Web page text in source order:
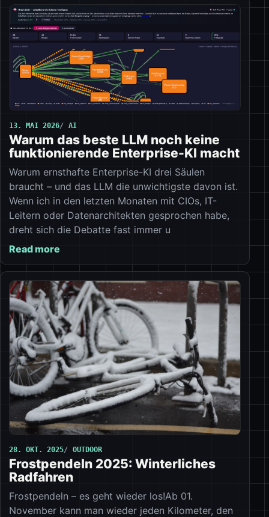
13. MAI 2026 AI
Warum das beste LLM noch keine
funktionierende Enterprise-KI macht
Warum ernsthafte Enterprise-KI drei Säulen
braucht – und das LLM die unwichtigste davon ist.
Wenn ich in den letzten Monaten mit CIOs, IT-
Leitern oder Datenarchitekten gesprochen habe,
dreht sich die Debatte fast immer u
Read more
28. OKT. 2025 OUTDOOR
Frostpendeln 2025: Winterliches
Radfahren
Frostpendeln – es geht wieder los!Ab 01.
November kann man wieder jeden Kilometer, den